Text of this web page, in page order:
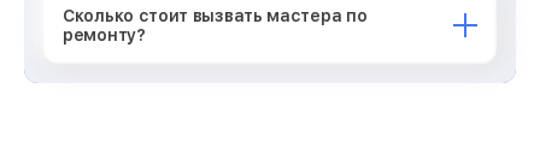
Сколько стоит вызвать мастера по
ремонту?